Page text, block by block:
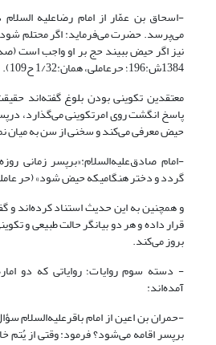
می‌‌پرسد. حضرت‌ می‌فرماید: اگر محتلم
1384ش:196؛ حرعاملی، همان:1/32 ح109).
معتقدین تکوینی بودن بلوغ گفته‌اند
پاسخ انگشت روی امرتکوینی می‌گذارد،
حیض معرفی می‌کند و سخنی از سن به میان
-امام صادق‌علیه‌السلام‌:«برپسر زمانی
گردد و دختر هنگامیکه حیض شود‌» (حر عاملی,
و همچنین به این حدیث استناد کرده‌اند و
قرار داده و هر دو بیانگر حالت طبیعی و
بروز می‌کند.
- دسته سوم روایات؛ روایاتی که دو
آمده‌اند:
-حمران بن اعین از امام باقرعلیه‌السلام
برپسر اقامه می‌شود؟ فرمود: وقتی از یُتم